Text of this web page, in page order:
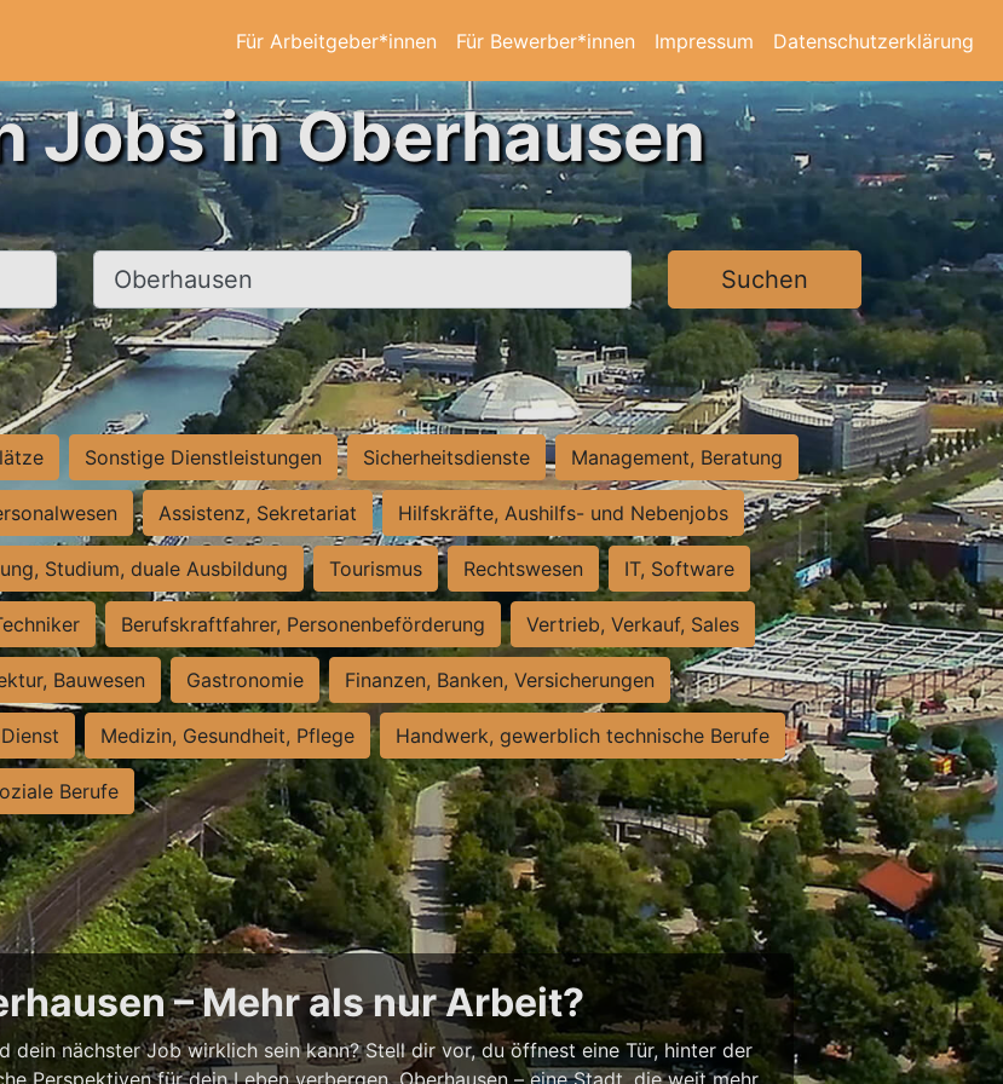
Für Arbeitgeber*innen Für Bewerber*innen Impressum Datenschutzerklärung
Jobs in Oberhausen
Ort, Stadt Suchen
Sonstige Dienstleistungen Sicherheitsdienste Management, Beratung
Assistenz, Sekretariat Hilfskräfte, Aushilfs- und Nebenjobs
Studium, duale Ausbildung Tourismus Rechtswesen IT, Software
Berufskraftfahrer, Personenbeförderung Vertrieb, Verkauf, Sales
Bauwesen Gastronomie Finanzen, Banken, Versicherungen
Medizin, Gesundheit, Pflege Handwerk, gewerblich technische Berufe
Berufe
– Mehr als nur Arbeit?
dein nächster Job wirklich sein kann? Stell dir vor, du öffnest eine Tür, hinter der